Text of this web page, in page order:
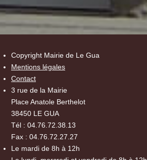
Copyright Mairie de Le Gua
Mentions légales
Contact
3 rue de la Mairie
Place Anatole Berthelot
38450 LE GUA
Tél : 04.76.72.38.13
Fax : 04.76.72.27.27
Le mardi de 8h à 12h